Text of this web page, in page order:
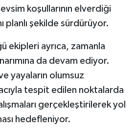
koşullarının elverdiği
planlı şekilde sürdürüyor.
ekipleri ayrıca, zamanla
da devam ediyor.
yayaların olumsuz
tespit edilen noktalarda
gerçekleştirilerek yol
hedefleniyor.